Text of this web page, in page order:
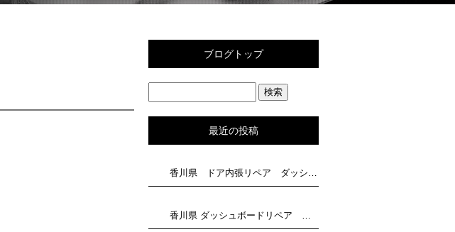
ブログトップ
最近の投稿
香川県 ドア内張リペア ダッシュボード補修 トータルリペア滝川にお任せください
香川県 ダッシュボードリペア トータルリペア滝川にお任せください